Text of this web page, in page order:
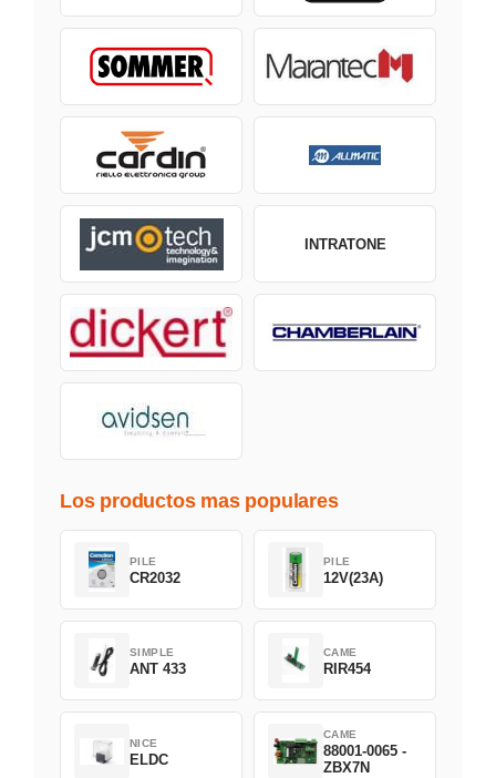
INTRATONE
Los productos mas populares
PILE
CR2032
PILE
12V(23A)
SIMPLE
ANT 433
CAME
RIR454
NICE
ELDC
CAME
88001-0065 -
ZBX7N